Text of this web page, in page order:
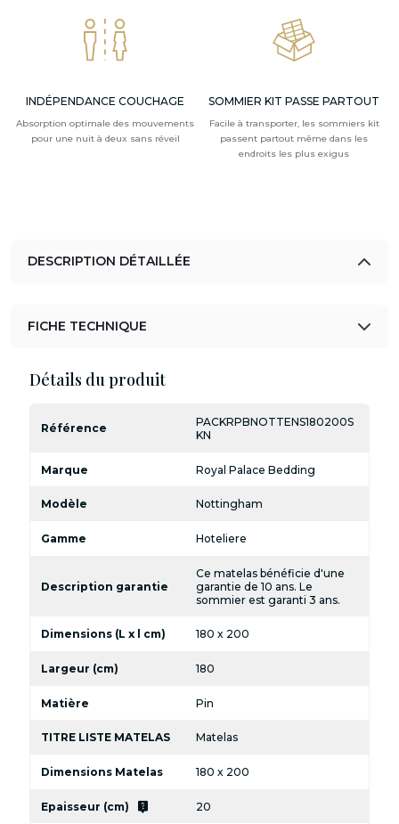
INDÉPENDANCE COUCHAGE
Absorption optimale des mouvements
pour une nuit à deux sans réveil
SOMMIER KIT PASSE PARTOUT
Facile à transporter, les sommiers kit
passent partout même dans les
endroits les plus exigus
DESCRIPTION DÉTAILLÉE
FICHE TECHNIQUE
Détails du produit
Référence
PACKRPBNOTTENS180200S
KN
Marque Royal Palace Bedding
Modèle Nottingham
Gamme Hoteliere
Description garantie
Ce matelas bénéficie d'une
garantie de 10 ans. Le
sommier est garanti 3 ans.
Dimensions (L x l cm) 180 x 200
Largeur (cm) 180
Matière Pin
TITRE LISTE MATELAS Matelas
Dimensions Matelas 180 x 200
Epaisseur (cm) live_help 20